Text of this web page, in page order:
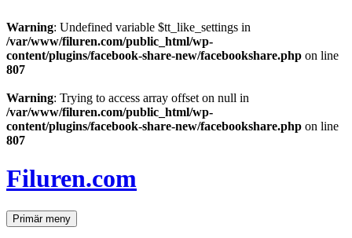
Warning: Undefined variable $tt_like_settings in
/var/www/filuren.com/public_html/wp-
content/plugins/facebook-share-new/facebookshare.php on line
807
Warning: Trying to access array offset on null in
/var/www/filuren.com/public_html/wp-
content/plugins/facebook-share-new/facebookshare.php on line
807
till
innehåll
Filuren.com
SökPrimär meny